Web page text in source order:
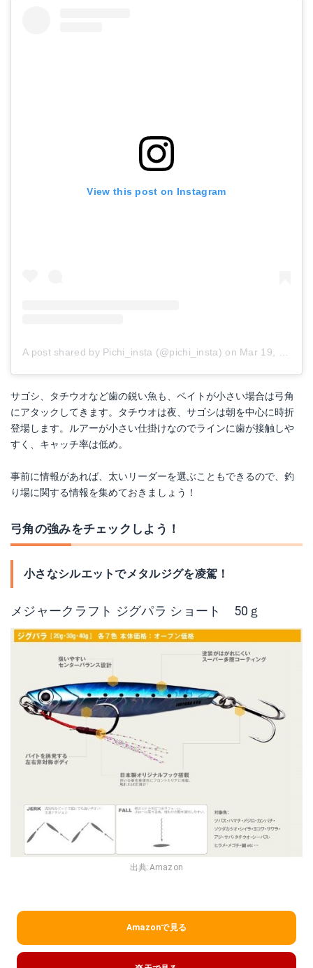
View this post on Instagram
A post shared by Pichi_insta (@pichi_insta) on Mar 19, 2017 at 8:58pm PDT
サゴシ、タチウオなど歯の鋭い魚も、ベイトが小さい場合は弓角
にアタックしてきます。タチウオは夜、サゴシは朝を中心に時折
登場します。ルアーが小さい仕掛けなのでラインに歯が接触しや
すく、キャッチ率は低め。
事前に情報があれば、太いリーダーを選ぶこともできるので、釣
り場に関する情報を集めておきましょう！
弓角の強みをチェックしよう！
小さなシルエットでメタルジグを凌駕！
メジャークラフト ジグパラ ショート 50ｇ
出典:Amazon
Amazonで見る